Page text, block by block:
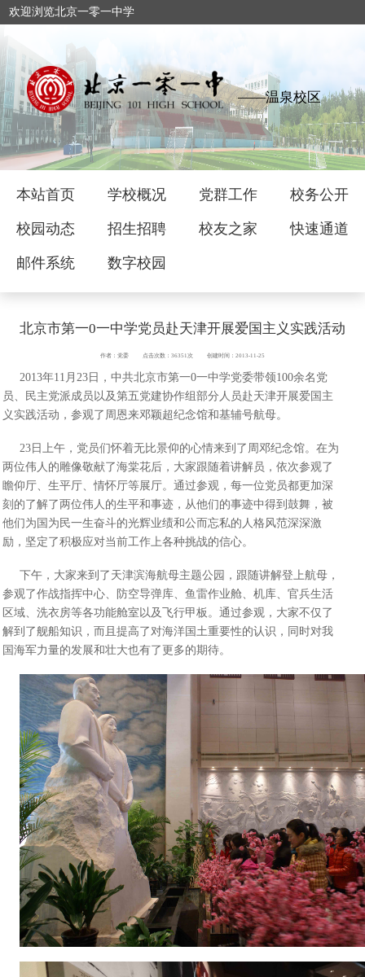
欢迎浏览北京一零一中学
——温泉校区
本站首页 学校概况 党群工作 校务公开
校园动态 招生招聘 校友之家 快速通道
邮件系统 数字校园
北京市第一0一中学党员赴天津开展爱国主义实践活动
作者：党委 点击次数：36351次 创建时间：2013-11-25
2013年11月23日，中共北京市第一0一中学党委带领100余名党
员、民主党派成员以及第五党建协作组部分人员赴天津开展爱国主
义实践活动，参观了周恩来邓颖超纪念馆和基辅号航母。
23日上午，党员们怀着无比景仰的心情来到了周邓纪念馆。在为
两位伟人的雕像敬献了海棠花后，大家跟随着讲解员，依次参观了
瞻仰厅、生平厅、情怀厅等展厅。通过参观，每一位党员都更加深
刻的了解了两位伟人的生平和事迹，从他们的事迹中得到鼓舞，被
他们为国为民一生奋斗的光辉业绩和公而忘私的人格风范深深激
励，坚定了积极应对当前工作上各种挑战的信心。
下午，大家来到了天津滨海航母主题公园，跟随讲解登上航母，
参观了作战指挥中心、防空导弹库、鱼雷作业舱、机库、官兵生活
区域、洗衣房等各功能舱室以及飞行甲板。通过参观，大家不仅了
解到了舰船知识，而且提高了对海洋国土重要性的认识，同时对我
国海军力量的发展和壮大也有了更多的期待。